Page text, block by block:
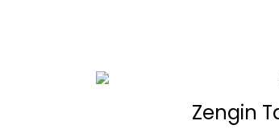
Zengin